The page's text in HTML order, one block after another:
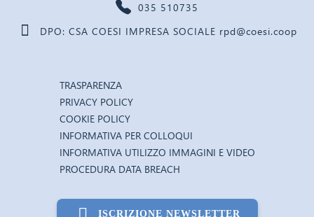
035 510735
DPO: CSA COESI IMPRESA SOCIALE rpd@coesi.coop
TRASPARENZA
PRIVACY POLICY
COOKIE POLICY
INFORMATIVA PER COLLOQUI
INFORMATIVA UTILIZZO IMMAGINI E VIDEO
PROCEDURA DATA BREACH
ISCRIZIONE NEWSLETTER